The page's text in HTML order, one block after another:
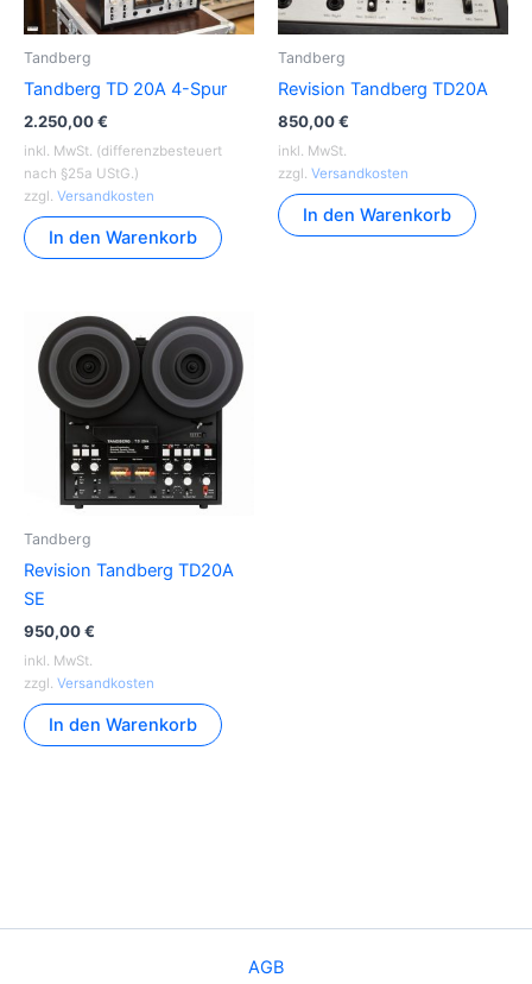
Tandberg
Tandberg TD 20A 4-Spur
2.250,00€
inkl. MwSt. (differenzbesteuert
nach §25a UStG.)
zzgl. Versandkosten
In den Warenkorb
Tandberg
Revision Tandberg TD20A
850,00€
inkl. MwSt.
zzgl. Versandkosten
In den Warenkorb
Tandberg
Revision Tandberg TD20A
SE
950,00€
inkl. MwSt.
zzgl. Versandkosten
In den Warenkorb
AGB